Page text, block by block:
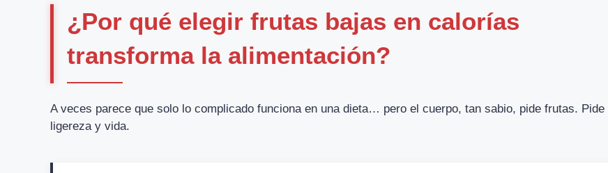
¿Por qué elegir frutas bajas en calorías
transforma la alimentación?
A veces parece que solo lo complicado funciona en una dieta… pero el cuerpo, tan sabio, pide frutas. Pide
ligereza y vida.